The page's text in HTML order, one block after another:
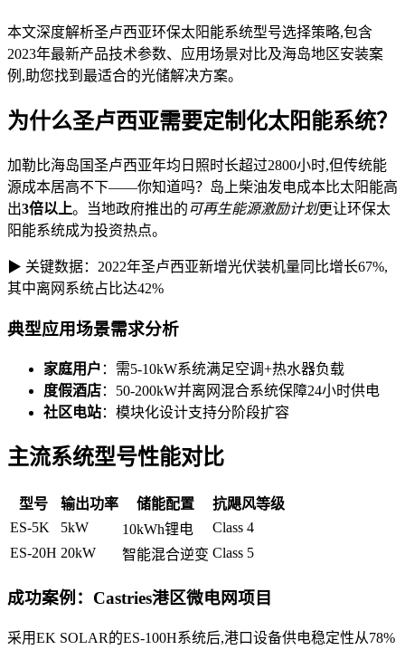
本文深度解析圣卢西亚环保太阳能系统型号选择策略,包含
2023年最新产品技术参数、应用场景对比及海岛地区安装案
例,助您找到最适合的光储解决方案。
为什么圣卢西亚需要定制化太阳能系统？
加勒比海岛国圣卢西亚年均日照时长超过2800小时,但传统能
源成本居高不下——你知道吗？岛上柴油发电成本比太阳能高
出3倍以上。当地政府推出的 可再生能源激励计划更让环保太
阳能系统成为投资热点。
▶ 关键数据：2022年圣卢西亚新增光伏装机量同比增长67%,
其中离网系统占比达42%
典型应用场景需求分析
家庭用户 ：需5-10kW系统满足空调+热水器负载
度假酒店：50-200kW并离网混合系统保障24小时供电
社区电站：模块化设计支持分阶段扩容
主流系统型号性能对比
型号 输出功率 储能配置
抗飓风等级
ES-5K
5kW 10kWh锂电
Class 4
ES-20H 20kW 智能混合逆变 Class 5
成功案例：Castries港区微电网项目
采用EK SOLAR的ES-100H系统后,港口设备供电稳定性从78%